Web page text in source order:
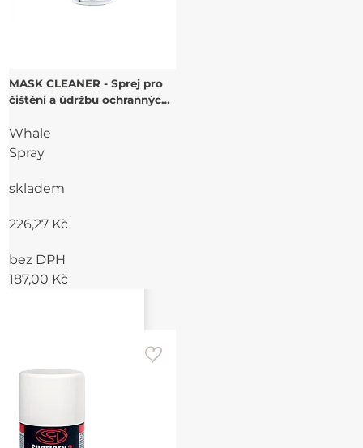
MASK CLEANER - Sprej pro
čištění a údržbu ochranných
400 ml
Whale
Spray
skladem
226,27 Kč
bez DPH
187,00 Kč